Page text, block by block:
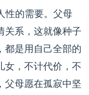
性的需要。父母
关系，这就像种子
都是用自己全部的
女，不计代价，不
父母愿在孤寂中坚